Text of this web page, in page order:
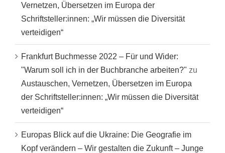
Vernetzen, Übersetzen im Europa der
Schriftsteller:innen: „Wir müssen die Diversität
verteidigen“
Frankfurt Buchmesse 2022 – Für und Wider:
"Warum soll ich in der Buchbranche arbeiten?" zu
Austauschen, Vernetzen, Übersetzen im Europa
der Schriftsteller:innen: „Wir müssen die Diversität
verteidigen“
Europas Blick auf die Ukraine: Die Geografie im
Kopf verändern – Wir gestalten die Zukunft – Junge